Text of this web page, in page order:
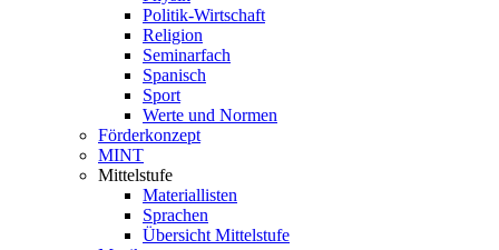
Politik-Wirtschaft
Religion
Seminarfach
Spanisch
Sport
Werte und Normen
Förderkonzept
MINT
Mittelstufe
Materiallisten
Sprachen
Übersicht Mittelstufe